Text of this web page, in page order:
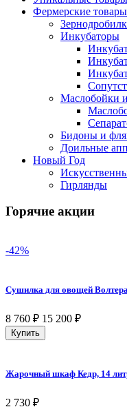
Фермерские товары
Инкубаторы
Маслобойки
Бидоны и
Доильные
Новый Год
Гирлянды
Горячие акции
-42%
Сушилка для овощей
8 760 ₽ 15 200 ₽
Купить
Жарочный шкаф Кедр, 14
2 730 ₽